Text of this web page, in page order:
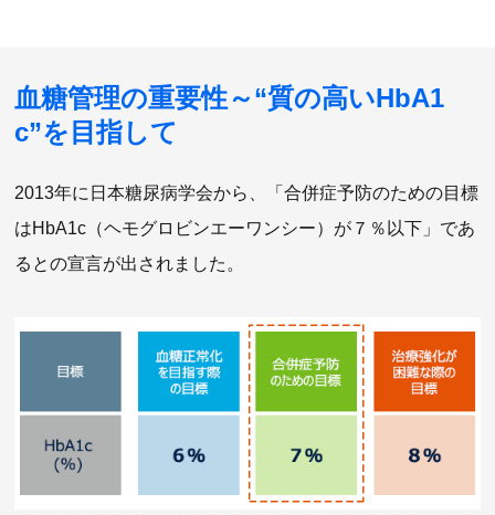
血糖管理の重要性～“質の高いHbA1
c”を目指して
2013年に日本糖尿病学会から、「合併症予防のための目標
はHbA1c（ヘモグロビンエーワンシー）が７％以下」であ
るとの宣言が出されました。